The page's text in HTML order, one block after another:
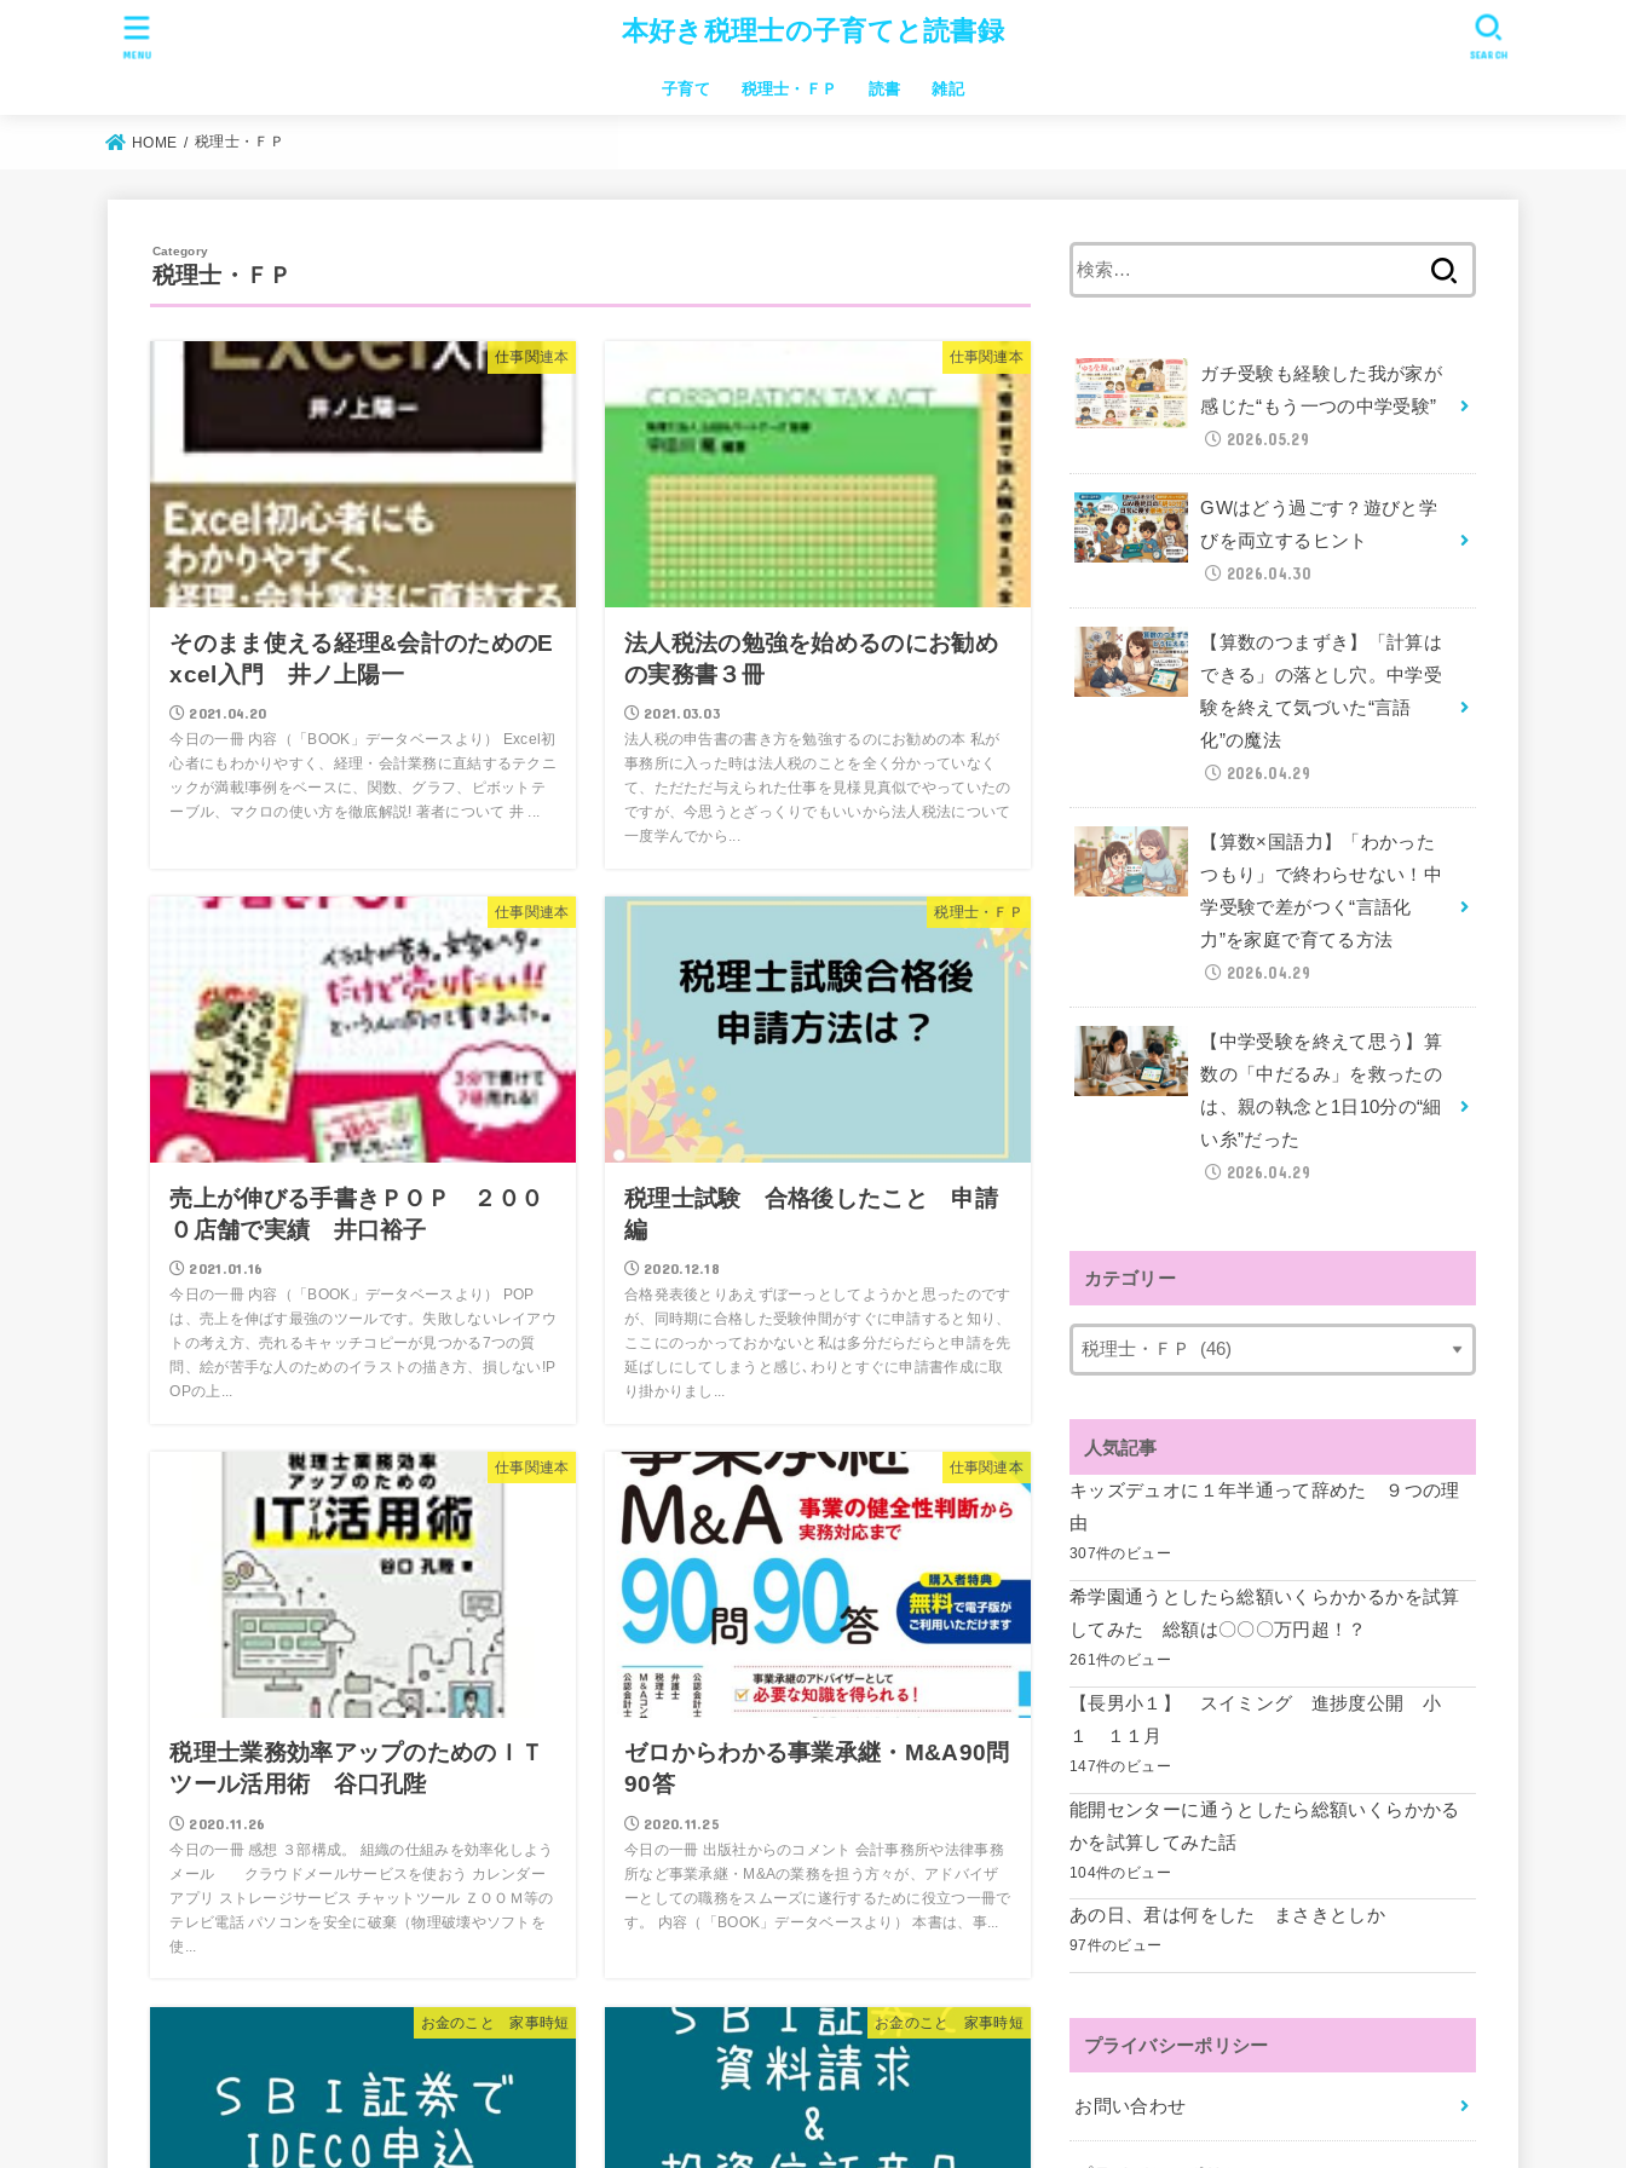
本好き税理士の子育てと読書録
子育て 税理士・ＦＰ 読書 雑記
SEARCH
MENU
HOME 税理士・ＦＰ
税理士・ＦＰ
仕事関連本
そのまま使える経理&会計のためのE
xcel入門 井ノ上陽一
2021.04.20
今日の一冊 内容（「BOOK」データベースより） Excel初
心者にもわかりやすく、経理・会計業務に直結するテクニ
ックが満載!事例をベースに、関数、グラフ、ピボットテ
ーブル、マクロの使い方を徹底解説! 著者について 井 ...
仕事関連本
法人税法の勉強を始めるのにお勧め
の実務書３冊
2021.03.03
法人税の申告書の書き方を勉強するのにお勧めの本 私が
事務所に入った時は法人税のことを全く分かっていなく
て、ただただ与えられた仕事を見様見真似でやっていたの
ですが、今思うとざっくりでもいいから法人税法について
一度学んでから...
仕事関連本
売上が伸びる手書きＰＯＰ ２００
０店舗で実績 井口裕子
2021.01.16
今日の一冊 内容（「BOOK」データベースより） POP
は、売上を伸ばす最強のツールです。失敗しないレイアウ
トの考え方、売れるキャッチコピーが見つかる7つの質
問、絵が苦手な人のためのイラストの描き方、損しない!P
OPの上...
税理士・ＦＰ
税理士試験 合格後したこと 申請
編
2020.12.18
合格発表後とりあえずぼーっとしてようかと思ったのです
が、同時期に合格した受験仲間がすぐに申請すると知り、
ここにのっかっておかないと私は多分だらだらと申請を先
延ばしにしてしまうと感じ､わりとすぐに申請書作成に取
り掛かりまし...
仕事関連本
税理士業務効率アップのためのＩＴ
ツール活用術 谷口孔陛
2020.11.26
今日の一冊 感想 ３部構成。 組織の仕組みを効率化しよう
メール クラウドメールサービスを使おう カレンダー
アプリ ストレージサービス チャットツール ＺＯＯＭ等の
テレビ電話 パソコンを安全に破棄（物理破壊やソフトを
使...
仕事関連本
ゼロからわかる事業承継・M&A90問
90答
2020.11.25
今日の一冊 出版社からのコメント 会計事務所や法律事務
所など事業承継・M&Aの業務を担う方々が、アドバイザ
ーとしての職務をスムーズに遂行するために役立つ一冊で
す。 内容（「BOOK」データベースより） 本書は、事...
お金のこと 家事時短 お金のこと 家事時短
ガチ受験も経験した我が家が
感じた“もう一つの中学受験”
2026.05.29
GWはどう過ごす？遊びと学
びを両立するヒント
2026.04.30
【算数のつまずき】「計算は
できる」の落とし穴。中学受
験を終えて気づいた“言語
化”の魔法
2026.04.29
【算数×国語力】「わかった
つもり」で終わらせない！中
学受験で差がつく“言語化
力”を家庭で育てる方法
2026.04.29
【中学受験を終えて思う】算
数の「中だるみ」を救ったの
は、親の執念と1日10分の“細
い糸”だった
2026.04.29
カテゴリー
人気記事
キッズデュオに１年半通って辞めた ９つの理
由
307件のビュー
希学園通うとしたら総額いくらかかるかを試算
してみた 総額は〇〇〇万円超！？
261件のビュー
【長男小１】 スイミング 進捗度公開 小
１ １１月
147件のビュー
能開センターに通うとしたら総額いくらかかる
かを試算してみた話
104件のビュー
あの日、君は何をした まさきとしか
97件のビュー
プライバシーポリシー
お問い合わせ